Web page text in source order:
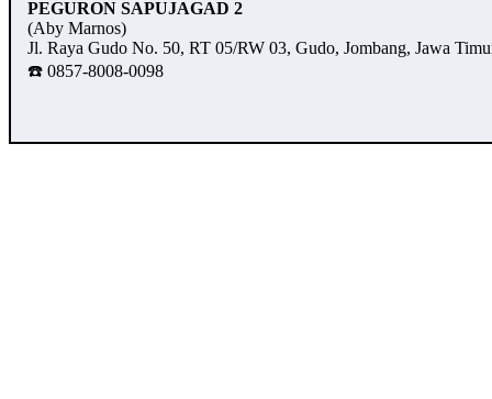
PEGURON SAPUJAGAD 2
(Aby Marnos)
Jl. Raya Gudo No. 50, RT 05/RW 03, Gudo, Jombang, Jawa
☎️ 0857-8008-0098